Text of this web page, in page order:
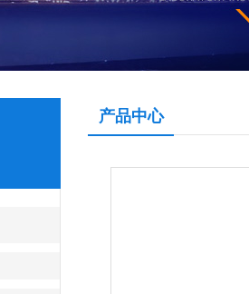
产品中心